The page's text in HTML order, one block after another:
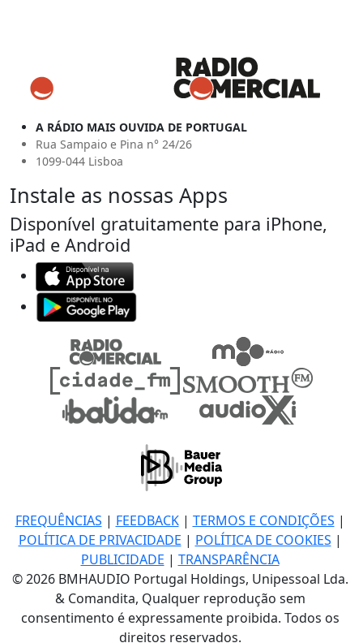
A RÁDIO MAIS OUVIDA DE PORTUGAL
Rua Sampaio e Pina n° 24/26
1099-044 Lisboa
Instale as nossas Apps
Disponível gratuitamente para iPhone,
iPad e Android
FREQUÊNCIAS | FEEDBACK| TERMOS E CONDIÇÕES |
POLÍTICA DE PRIVACIDADE | POLÍTICA DE COOKIES |
PUBLICIDADE | TRANSPARÊNCIA
© 2026 BMHAUDIO Portugal Holdings, Unipessoal Lda.
& Comandita, Qualquer reprodução sem
consentimento é expressamente proibida. Todos os
direitos reservados.